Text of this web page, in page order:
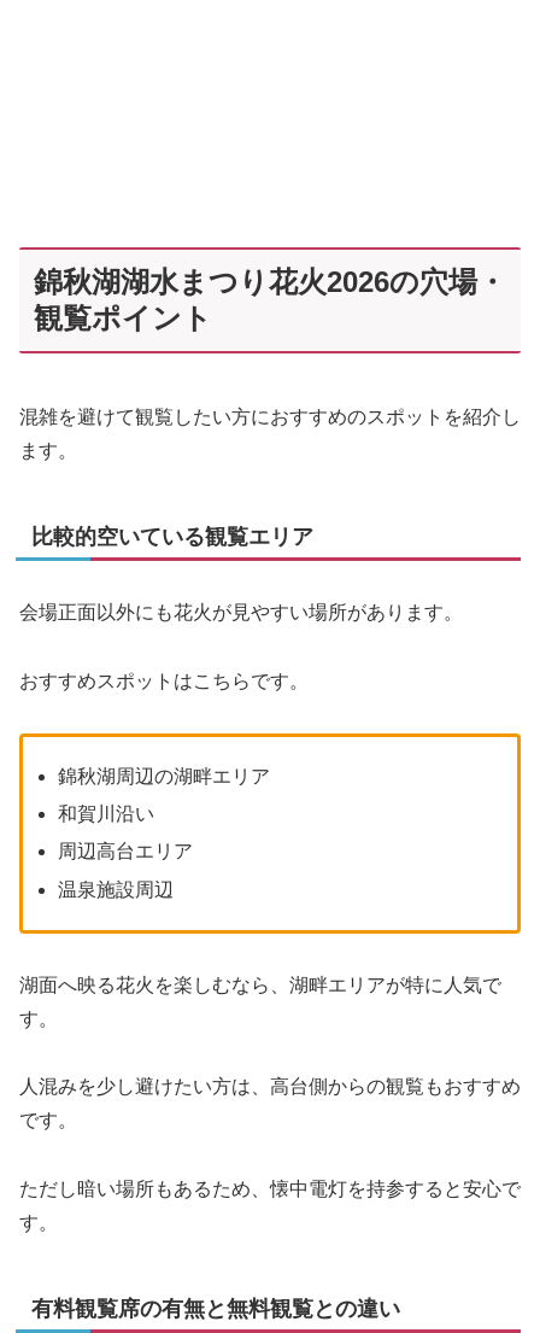
錦秋湖湖水まつり花火2026の穴場・
観覧ポイント
混雑を避けて観覧したい方におすすめのスポットを紹介し
ます。
比較的空いている観覧エリア
会場正面以外にも花火が見やすい場所があります。
おすすめスポットはこちらです。
錦秋湖周辺の湖畔エリア
和賀川沿い
周辺高台エリア
温泉施設周辺
湖面へ映る花火を楽しむなら、湖畔エリアが特に人気で
す。
人混みを少し避けたい方は、高台側からの観覧もおすすめ
です。
ただし暗い場所もあるため、懐中電灯を持参すると安心で
す。
有料観覧席の有無と無料観覧との違い